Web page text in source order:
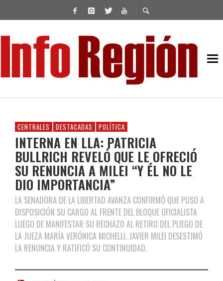
CENTRALES DESTACADAS POLÍTICA
INTERNA EN LLA: PATRICIA
BULLRICH REVELÓ QUE LE OFRECIÓ
SU RENUNCIA A MILEI “Y ÉL NO LE
DIO IMPORTANCIA”
LA SENADORA DE LA LIBERTAD AVANZA CONFIRMÓ QUE PUSO A
DISPOSICIÓN SU CARGO AL FRENTE DEL BLOQUE OFICIALISTA
LUEGO DE MANIFESTAR SU RECHAZO AL RETIRO DEL PLIEGO DE
LA JUEZA MARÍA VERÓNICA MICHELLI. JAVIER MILEI DESESTIMÓ
LA RENUNCIA Y RATIFICÓ SU CONTINUIDAD.